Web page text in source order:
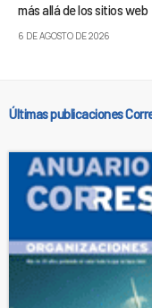
más allá de los sitios web
6 DE AGOSTO DE 2026
Últimas publicaciones